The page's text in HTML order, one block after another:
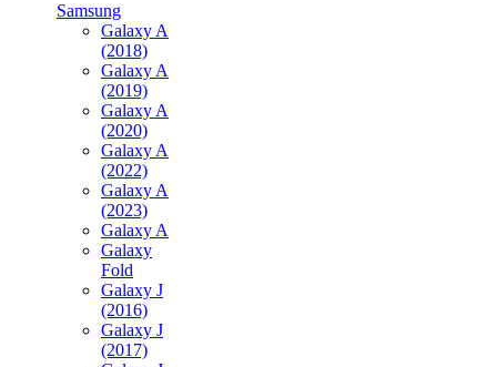
Samsung
Galaxy A
(2018)
Galaxy A
(2019)
Galaxy A
(2020)
Galaxy A
(2022)
Galaxy A
(2023)
Galaxy A
Galaxy
Fold
Galaxy J
(2016)
Galaxy J
(2017)